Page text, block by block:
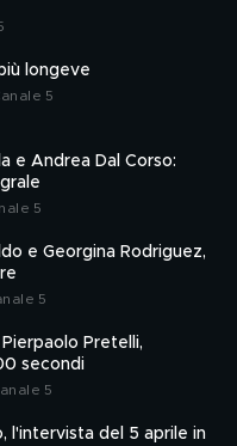
longeve
5
e Andrea Dal Corso:
5
e Georgina Rodriguez,
5
Pretelli,
secondi
5
l'intervista del 5 aprile in